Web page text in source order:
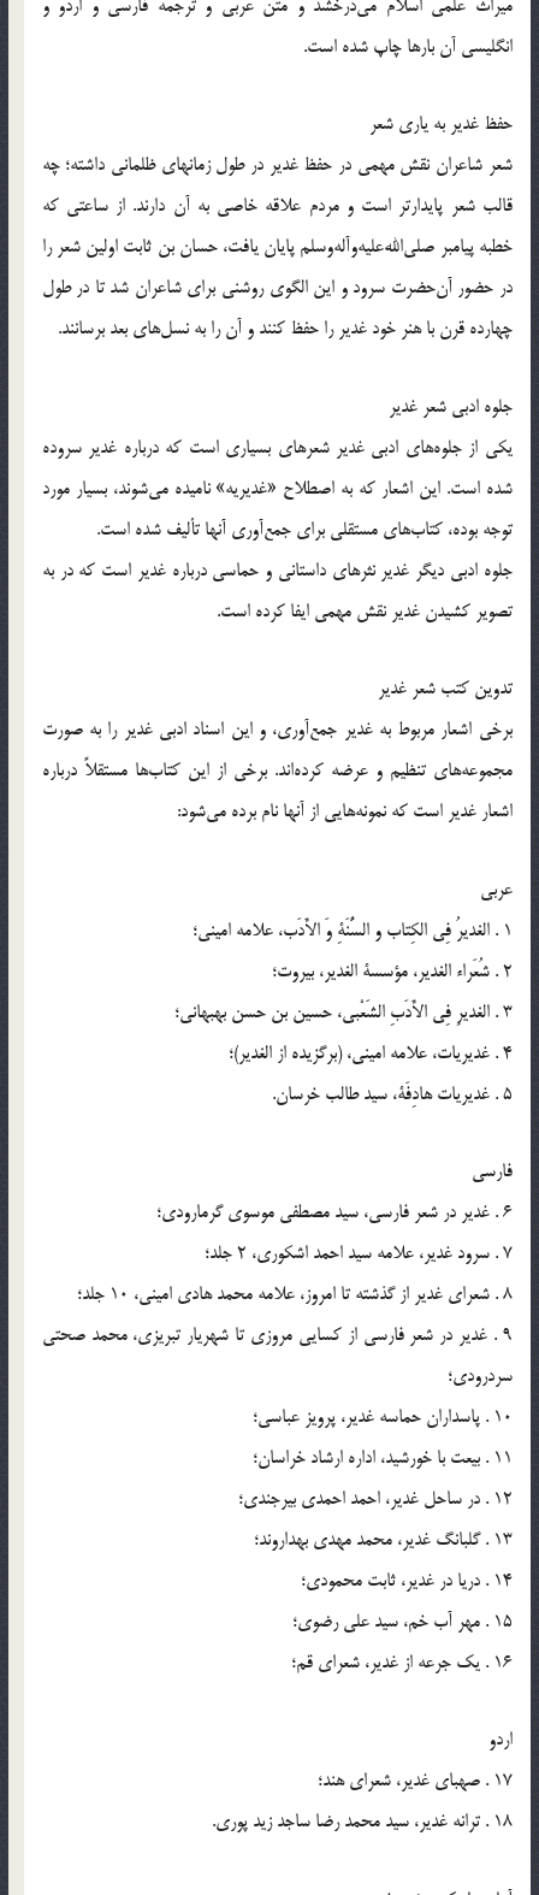
انگلیسی آن بارها چاپ شده است.
حفظ غدیر به یاری شعر
شعر شاعران نقش مهمی در حفظ غدیر در طول زمانهای ظلمانی داشته؛ چه
قالب شعر پایدارتر است و مردم علاقه خاصی به آن دارند. از ساعتی که
خطبه پیامبر صلی‌الله‌علیه‌و‌آله‌وسلم پایان یافت، حسان بن ثابت اولین شعر را
در حضور آن‌حضرت سرود و این الگوی روشنی برای شاعران شد تا در طول
چهارده قرن با هنر خود غدیر را حفظ کنند و آن را به نسل‌های بعد برسانند.
جلوه ادبی شعر غدیر
یکی از جلوه‌های ادبی غدیر شعرهای بسیاری است که درباره غدیر سروده
شده است. این اشعار که به اصطلاح «غدیریه» نامیده می‌شوند، بسیار مورد
توجه بوده، کتاب‌های مستقلی برای جمع‌آوری آنها تألیف شده است.
جلوه ادبی دیگر غدیر نثرهای داستانی و حماسی درباره غدیر است که در به
تصویر کشیدن غدیر نقش مهمی ایفا کرده است.
تدوین کتب شعر غدیر
برخی اشعار مربوط به غدیر جمع‌آوری، و این اسناد ادبی غدیر را به صورت
مجموعه‌های تنظیم و عرضه کرده‌اند. برخی از این کتاب‌ها مستقلاً درباره
اشعار غدیر است که نمونه‌هایی از آنها نام برده می‌شود:
عربی
1 . الغدیرُ فِی الکِتاب و السُّنَةِ وَ الأَدَب، علامه امینی؛
2 . شُعَراء الغدیر، مؤسسة الغدیر، بیروت؛
3 . الغدیرِ فِی الأَدَبِ الشَعْبی، حسین بن حسن بهبهانی؛
4 . غدیریات، علامه امینی، (برگزیده از الغدیر)؛
5 . غدیریات هادِفَة، سید طالب خرسان.
فارسی
6 . غدیر در شعر فارسی، سید مصطفی موسوی گرمارودی؛
7 . سرود غدیر، علامه سید احمد اشکوری، 2 جلد؛
8 . شعرای غدیر از گذشته تا امروز، علامه محمد هادی امینی، 10 جلد؛
9 . غدیر در شعر فارسی از کسایی مروزی تا شهریار تبریزی، محمد صحتی
سردرودی؛
10 . پاسداران حماسه غدیر، پرویز عباسی؛
11 . بیعت با خورشید، اداره ارشاد خراسان؛
12 . در ساحل غدیر، احمد احمدی بیرجندی؛
13 . گلبانگ غدیر، محمد مهدی بهداروند؛
14 . دریا در غدیر، ثابت محمودی؛
15 . مهر آب خم، سید علی رضوی؛
16 . یک جرعه از غدیر، شعرای قم؛
اردو
17 . صهبای غدیر، شعرای هند؛
18 . ترانه غدیر، سید محمد رضا ساجد زید پوری.